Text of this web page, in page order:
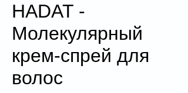
HADAT -
Молекулярный
крем-спрей для
волос